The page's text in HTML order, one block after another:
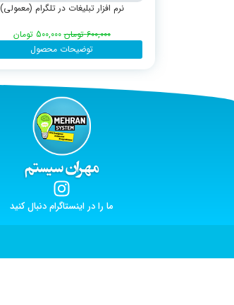
نرم افزار تبلیغات در تلگرام (معمولی)
600,000 تومان 500,000 تومان
توضیحات محصول
ما را در اینستاگرام دنبال کنید